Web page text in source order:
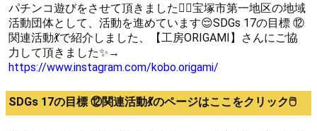
パチンコ遊びをさせて頂きました🙇‍♀宝塚市第一地区の地域
活動団体として、活動を進めています😌SDGs 17の目標 ⑫
関連活動💃で紹介しました、【工房ORIGAMI】さんにご協
力して頂きました✨→
https://www.instagram.com/kobo.origami/
SDGs 17の目標 ⑫関連活動💃のページはここをクリック🖱️